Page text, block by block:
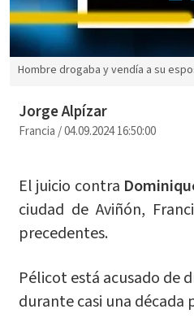
Hombre drogaba y vendía a su
Jorge Alpízar
Francia/04.09.2024 16:50:00
El juicio contra
ciudad de Aviñón,
precedentes.
Pélicot está acusado de
durante casi una